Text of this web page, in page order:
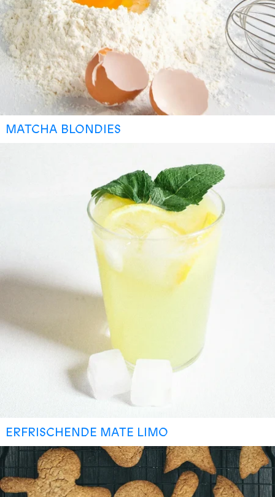
MATCHA BLONDIES
ERFRISCHENDE MATE LIMO